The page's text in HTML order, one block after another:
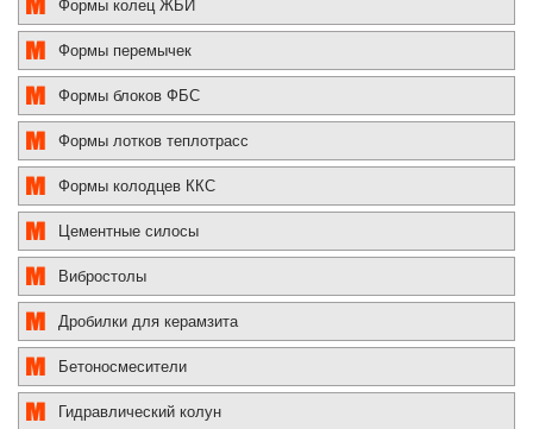
Формы колец ЖБИ
Формы перемычек
Формы блоков ФБС
Формы лотков теплотрасс
Формы колодцев ККС
Цементные силосы
Вибростолы
Дробилки для керамзита
Бетоносмесители
Гидравлический колун